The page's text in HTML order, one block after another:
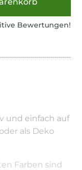
Bewertungen!
und einfach auf
als Deko
Farben sind